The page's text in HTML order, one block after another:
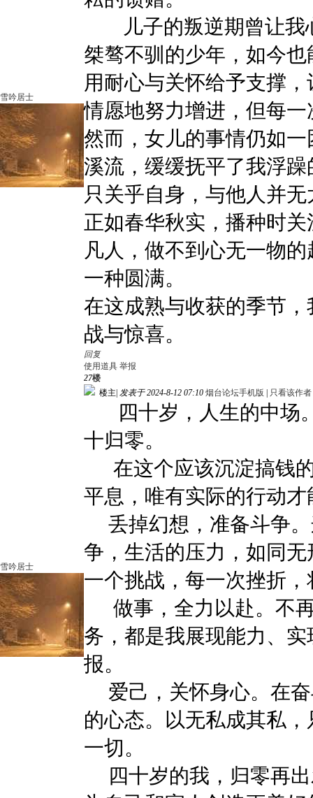
雪吟居士
儿子的叛逆期曾让我
桀骜不驯的少年，如今
用耐心与关怀给予支撑
情愿地努力增进，但每
然而，女儿的事情仍如
溪流，缓缓抚平了我浮
只关乎自身，与他人并
正如春华秋实，播种时
凡人，做不到心无一物
一种圆满。
在这成熟与收获的季节
战与惊喜。
回复
使用道具 举报
雪吟居士
27楼
楼主 发表于 2024-8-12 07:10 烟台论坛手机版 只看该作者
四十岁，人生的中场
十归零。
在这个应该沉淀搞钱的
平息，唯有实际的行动
丢掉幻想，准备斗争。
争，生活的压力，如同
一个挑战，每一次挫折
做事，全力以赴。不再
务，都是我展现能力、
报。
爱己，关怀身心。在奋
的心态。以无私成其私
一切。
四十岁的我，归零再出